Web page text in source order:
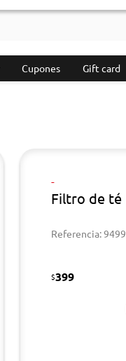
Cupones Gift card
-
Filtro de té
Referencia:
$399